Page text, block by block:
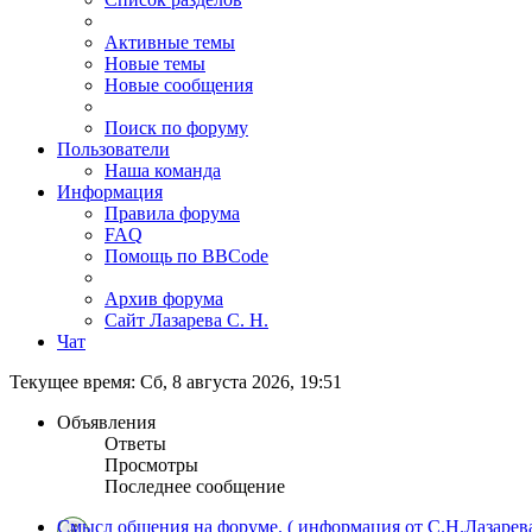
Активные темы
Новые темы
Новые сообщения
Поиск по форуму
Пользователи
Наша команда
Информация
Правила форума
FAQ
Помощь по BBCode
Архив форума
Сайт Лазарева С. Н.
Чат
Текущее время: Сб, 8 августа 2026, 19:51
Объявления
Ответы
Просмотры
Последнее сообщение
Смысл общения на форуме. ( информация от